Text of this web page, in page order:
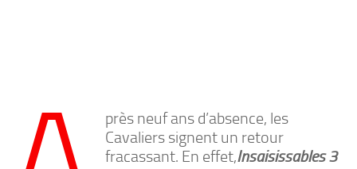
près neuf ans d’absence, les
Cavaliers signent un retour
fracassant. En effet,Insaisissables 3